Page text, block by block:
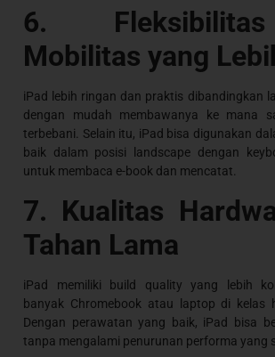
6.
Mobilitas yang
iPad lebih ringan dan praktis dibandingkan
dengan mudah membawanya ke mana
terbebani. Selain itu, iPad bisa digunakan
baik dalam posisi landscape dengan
untuk membaca e-book dan mencatat.
7. Kualitas
Tahan Lama
iPad memiliki build quality yang lebih
banyak Chromebook atau laptop di kelas
Dengan perawatan yang baik, iPad bisa
tanpa mengalami penurunan performa yang